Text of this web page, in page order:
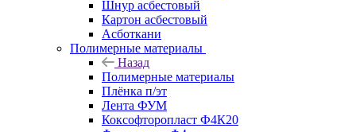
Шнур асбестовый
Картон асбестовый
Асботкани
Полимерные материалы
Назад
Полимерные материалы
Плёнка п/эт
Лента ФУМ
Коксофторопласт Ф4К20